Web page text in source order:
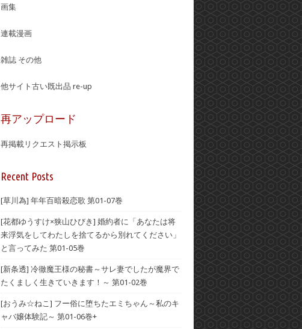
画集
連載漫画
雑誌 その他
他サイト古い既出品 re-up
再アップロード
再掲載リクエスト掲示板
Recent Posts
[草川為] 年年百暗殺恋歌 第01-07巻
[花都ゆうすけ×狭山ひびき] 婚約者に「あなたは将
来浮気をしてわたしを捨てるから別れてください」
と言ってみた 第01-05巻
[新条透] 冷徹魔王様の秘書～サレ妻でしたが魔界で
たくましく生きていきます！～ 第01-02巻
[おうみ☆ねこ] フー俗に堕ちたエミちゃん～私のキ
ャバ嬢体験記～ 第01-06巻+